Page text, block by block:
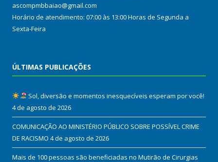
ascompmbbaiao@gmail.com
Horário de atendimento: 07:00 às 13:00 Horas de Segunda a
Sexta-Feira
ÚLTIMAS PUBLICAÇÕES
Sol, diversão e momentos inesquecíveis esperam por você!
4 de agosto de 2026
COMUNICAÇÃO AO MINISTÉRIO PÚBLICO SOBRE POSSÍVEL CRIME
DE RACISMO 4 de agosto de 2026
Mais de 100 pessoas são beneficiadas no Mutirão de Cirurgias